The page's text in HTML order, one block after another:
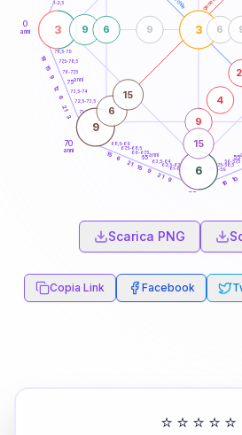
0
anni
60
70
anni
1-2,5
56-57,5
57,5-58,5
58,5-59
61-62,5
62,5-63,5
63,5-64
66-67,5
67,5-68,5
68,5-69
71-72,5
72,5-73,5
73,5-74
76-77,5
77,5-78,5
78,5-79
10
16
9
21
9
15
21
6
15
3
21
6
12
9
15
18
3
6
3
9 9
4
9
15
6 6
9
6
15
55
65anni
75anni
Scarica PNG
Copia Link Facebook
⭐ ⭐ ⭐ ⭐ ⭐